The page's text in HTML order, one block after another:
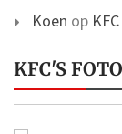
Koen op
KFC'S